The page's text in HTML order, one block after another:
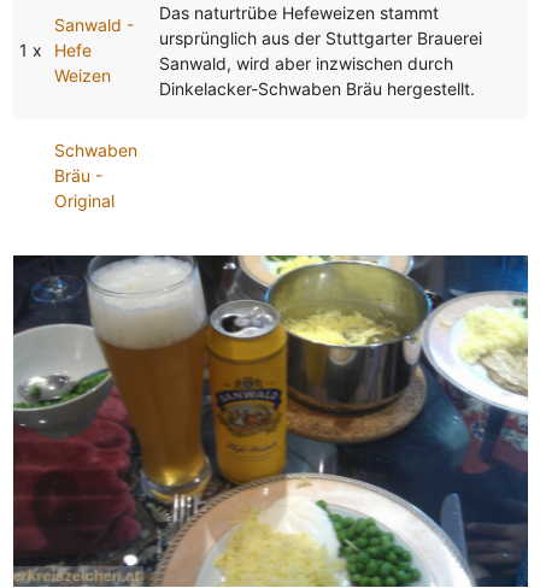
1 x
Sanwald -
Hefe
Weizen
Das naturtrübe Hefeweizen stammt
ursprünglich aus der Stuttgarter Brauerei
Sanwald, wird aber inzwischen durch
Dinkelacker-Schwaben Bräu hergestellt.
Schwaben
Bräu -
Original